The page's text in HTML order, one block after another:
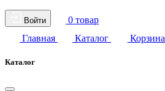
Войти
0 товар
Главная
Каталог Корзина
Каталог